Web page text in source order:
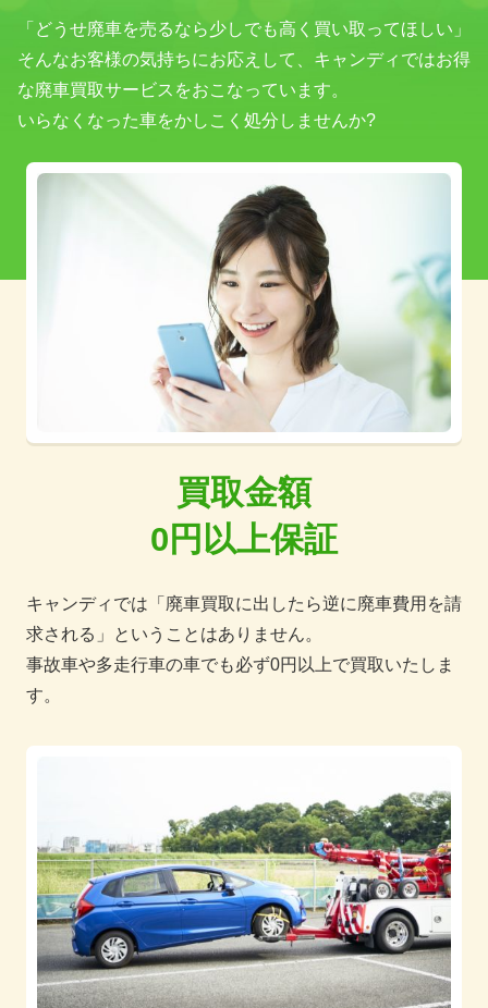
「どうせ廃車を売るなら少しでも高く買い取ってほしい」
そんなお客様の気持ちにお応えして、キャンディではお得
な廃車買取サービスをおこなっています。
いらなくなった車をかしこく処分しませんか?
買取金額
0円以上保証
キャンディでは「廃車買取に出したら逆に廃車費用を請
求される」ということはありません。
事故車や多走行車の車でも必ず0円以上で買取いたしま
す。